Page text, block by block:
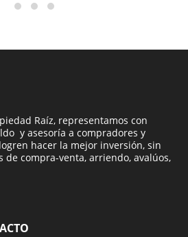
Raíz, representamos con
y asesoría a compradores y
hacer la mejor inversión, sin
de compra-venta, arriendo, avalúos,